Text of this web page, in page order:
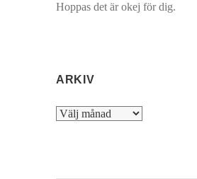
Hoppas det är okej för dig.
ARKIV
Arkiv